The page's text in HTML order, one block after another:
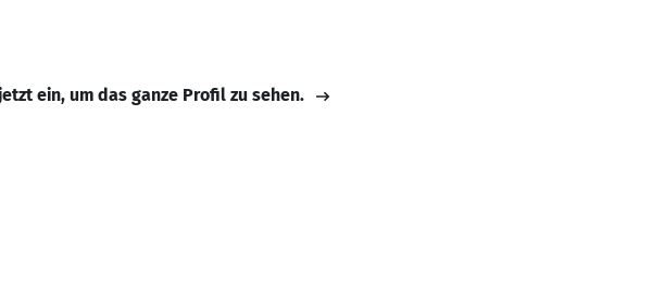
ein, um das ganze Profil zu sehen.